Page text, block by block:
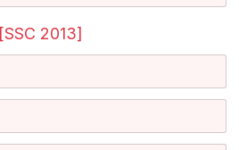
[SSC 2013]